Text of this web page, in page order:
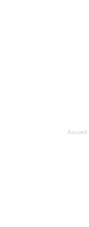
Accueil